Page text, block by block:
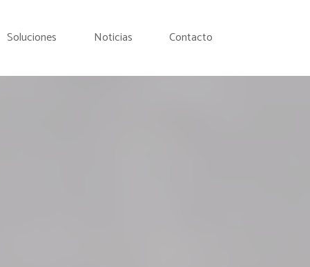
Soluciones Noticias Contacto